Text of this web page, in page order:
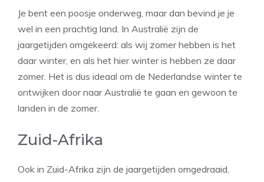
Je bent een poosje onderweg, maar dan bevind je je
wel in een prachtig land. In Australië zijn de
jaargetijden omgekeerd: als wij zomer hebben is het
daar winter, en als het hier winter is hebben ze daar
zomer. Het is dus ideaal om de Nederlandse winter te
ontwijken door naar Australië te gaan en gewoon te
landen in de zomer.
Zuid-Afrika
Ook in Zuid-Afrika zijn de jaargetijden omgedraaid,